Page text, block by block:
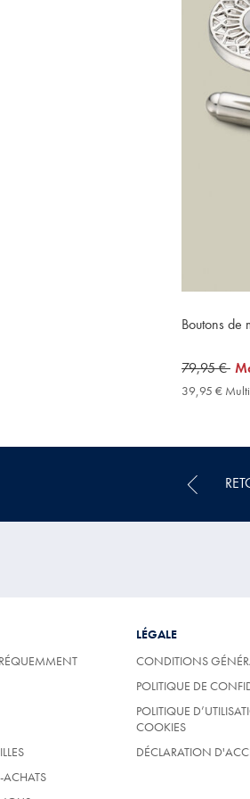
Boutons de
was
79,95
79,95 €
39,95 €
ACHATS
LÉGALE
CONDITIONS
POLITIQUE DE
POLITIQUE
COOKIES
DÉCLARATION